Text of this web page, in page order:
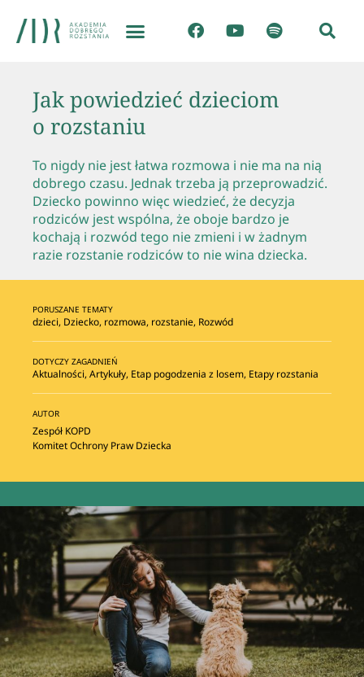
Jak powiedzieć dzieciom
o rozstaniu
To nigdy nie jest łatwa rozmowa i nie ma na nią
dobrego czasu. Jednak trzeba ją przeprowadzić.
Dziecko powinno więc wiedzieć, że decyzja
rodziców jest wspólna, że oboje bardzo je
kochają i rozwód tego nie zmieni i w żadnym
razie rozstanie rodziców to nie wina dziecka.
PORUSZANE TEMATY
dzieci, Dziecko, rozmowa, rozstanie, Rozwód
DOTYCZY ZAGADNIEŃ
Aktualności,Artykuły, Etap pogodzenia z losem, Etapy rozstania
AUTOR
Zespół KOPD
Komitet Ochrony Praw Dziecka